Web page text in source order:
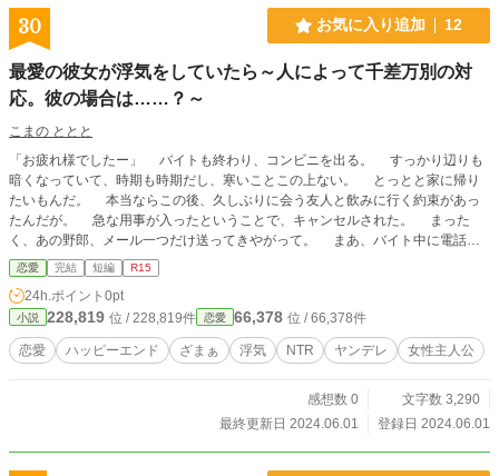
30 お気に入り追加 12
最愛の彼女が浮気をしていたら～人によって千差万別の対
応。彼の場合は……？～
こまの ととと
「お疲れ様でしたー」 バイトも終わり、コンビニを出る。 すっかり辺りも
暗くなっていて、時期も時期だし、寒いことこの上ない。 とっとと家に帰り
たいもんだ。 本当ならこの後、久しぶりに会う友人と飲みに行く約束があっ
たんだが。 急な用事が入ったということで、キャンセルされた。 まった
く、あの野郎、メール一つだけ送ってきやがって。 まあ、バイト中に電話が
かかって来ても困るか。 それはそれとして。 家に帰れば愛しの彼女が持っ
ている、それだけで心が温まること間違いないだろう。 思えば高校生から今
日まで付き合ってきて六年程たっている。 俺みたいなうだつの上がらないフ
リーターに付き合ってくれるんだから、本当に頭が上がらないぜ。 そんな献
身的な彼女を思い浮かべながら気づくと自宅アパート前まで来ていた。 階段
を上がって、自分の部屋までたどり着く。 さあ、今日の疲れを彼女の笑顔で
恋愛 完結 短編 R15
24h.ポイント 0pt
小説 228,819 位 / 228,819件 恋愛 66,378 位 / 66,378件
恋愛 ハッピーエンド ざまぁ 浮気 NTR ヤンデレ 女性主人公
感想数 0
文字数 3,290
最終更新日 2024.06.01
登録日 2024.06.01